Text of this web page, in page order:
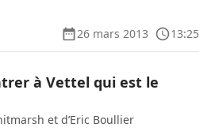
26 mars 2013
13:25
à Vettel qui est le
et d’Eric Boullier